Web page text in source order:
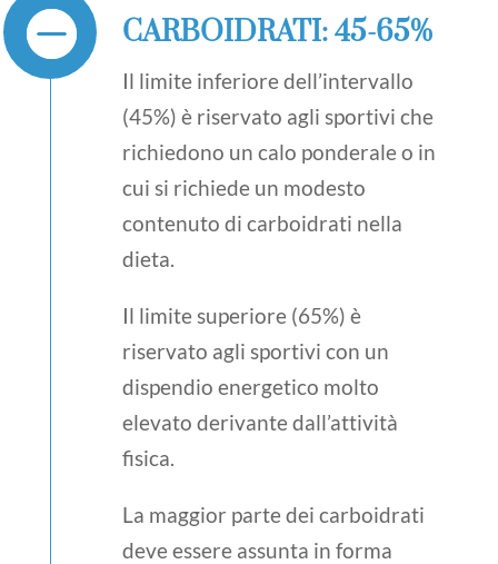
CARBOIDRATI: 45-65%
Il limite inferiore dell’intervallo
(45%) è riservato agli sportivi che
richiedono un calo ponderale o in
cui si richiede un modesto
contenuto di carboidrati nella
dieta.
Il limite superiore (65%) è
riservato agli sportivi con un
dispendio energetico molto
elevato derivante dall’attività
fisica.
La maggior parte dei carboidrati
deve essere assunta in forma